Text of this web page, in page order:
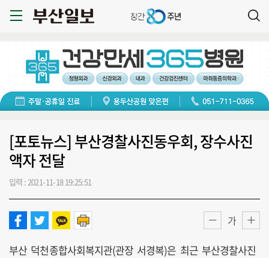
[포토뉴스] 부산경찰사진동우회, 장수사진
액자 전달
입력 : 2021-11-18 19:25:51
가
부산 덕천종합사회복지관(관장 서경복)은 최근 부산경찰사진